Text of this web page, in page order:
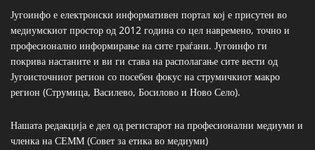
Југоинфо е електронски информативен портал кој е присутен во
медиумскиот простор од 2012 година со цел навремено, точно и
професионално информирање на сите граѓани. Југоинфо ги
покрива настаните и ви ги става на располагање сите вести од
Југоисточниот регион со посебен фокус на струмичкиот макро
регион (Струмица, Василево, Босилово и Ново Село).
Нашата редакција е дел од регистарот на професионални медиуми и
членка на СЕММ (Совет за етика во медиуми)